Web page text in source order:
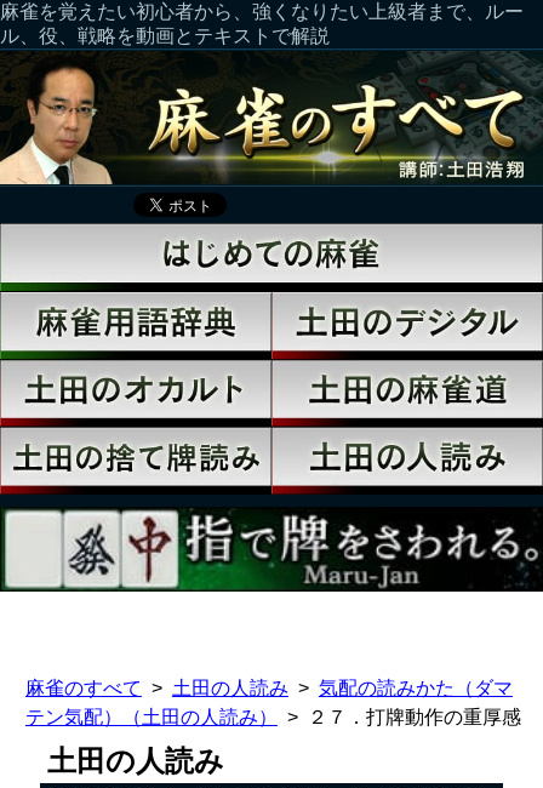
麻雀を覚えたい初心者から、強くなりたい上級者まで、ルー
ル、役、戦略を動画とテキストで解説
麻雀のすべて 土田の人読み
気配の読みかた（ダマ
テン気配）（土田の人読み）
２７．打牌動作の重厚感
土田の人読み